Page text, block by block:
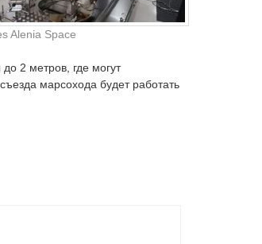
Alenia Space
2 метров, где могут
марсохода будет работать